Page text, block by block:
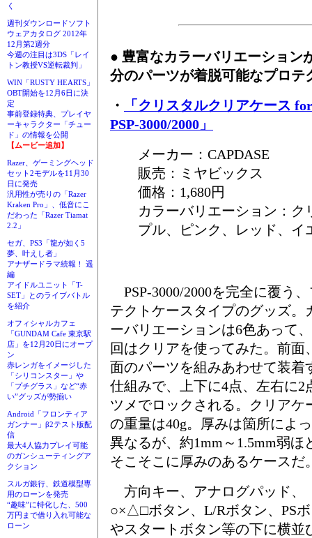
く
週刊ダウンロードソフト
ウェアカタログ 2012年
12月第2週分
今週の注目は3DS「レイ
トン教授VS逆転裁判」
WIN「RUSTY HEARTS」
OBT開始を12月6日に決
定
事前登録特典、プレイヤ
ーキャラクター「チュー
ド」の情報を公開
【ムービー追加】
Razer、ゲーミングヘッド
セット2モデルを11月30
日に発売
汎用性が売りの「Razer
Kraken Pro」、低音にこ
だわった「Razer Tiamat
2.2」
セガ、PS3「龍が如く5
夢、叶えし者」
アナザードラマ続報！ 遥
編
アイドルユニット「T-
SET」とのライブバトル
を紹介
オフィシャルカフェ
「GUNDAM Cafe 東京駅
店」を12月20日にオープ
ン
赤レンガをイメージした
「シリコンスター」や
「プチグラス」など“赤
い”グッズが勢揃い
Android「フロンティア
ガンナー」β2テスト版配
信
最大4人協力プレイ可能
のガンシューティングア
クション
スルガ銀行、鉄道模型専
用のローンを発売
“趣味”に特化した、500
万円まで借り入れ可能な
ローン
● 豊富なカラーバリエーション
分のパーツが着脱可能なプロテ
・
「クリスタルクリアケース for
PSP-3000/2000」
メーカー：CAPDASE
販売：ミヤビックス
価格：1,680円
カラーバリエーション：ク
プル、ピンク、レッド、イ
PSP-3000/2000を完全に覆う
テクトケースタイプのグッズ。
ーバリエーションは6色あって
回はクリアを使ってみた。前面
面のパーツを組みあわせて装着
仕組みで、上下に4点、左右に2
ツメでロックされる。クリアケ
の重量は40g。厚みは箇所によ
異なるが、約1mm～1.5mm弱ほ
そこそこに厚みのあるケースだ
方向キー、アナログパッド、
○×△□ボタン、L/Rボタン、PS
やスタートボタン等の下に横並